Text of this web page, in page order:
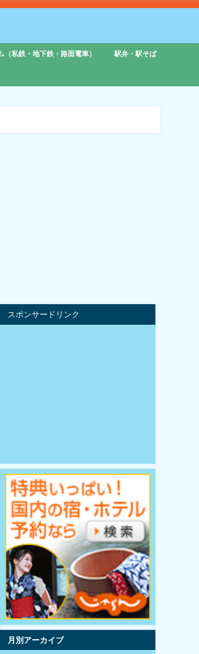
（私鉄・地下鉄・路面電車） 駅弁・駅そば
スポンサードリンク
月別アーカイブ